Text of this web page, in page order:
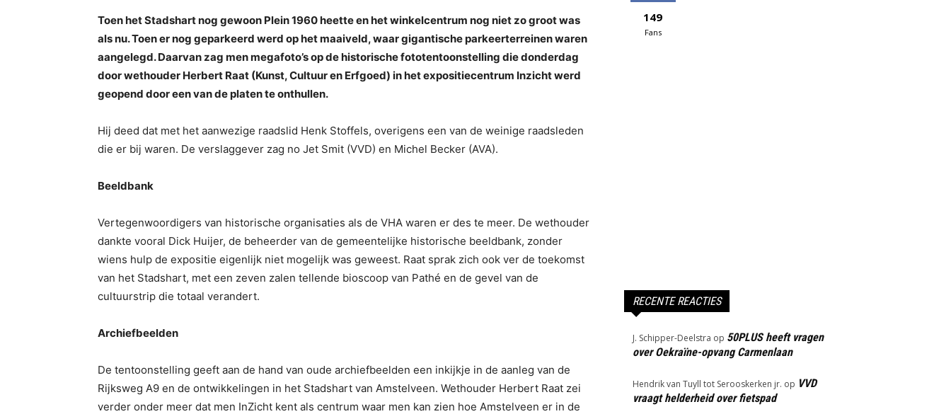
Toen het Stadshart nog gewoon Plein 1960 heette en het winkelcentrum nog niet zo groot was
als nu. Toen er nog geparkeerd werd op het maaiveld, waar gigantische parkeerterreinen waren
aangelegd. Daarvan zag men megafoto’s op de historische fototentoonstelling die donderdag
door wethouder Herbert Raat (Kunst, Cultuur en Erfgoed) in het expositiecentrum Inzicht werd
geopend door een van de platen te onthullen.
Hij deed dat met het aanwezige raadslid Henk Stoffels, overigens een van de weinige raadsleden
die er bij waren. De verslaggever zag no Jet Smit (VVD) en Michel Becker (AVA).
Beeldbank
Vertegenwoordigers van historische organisaties als de VHA waren er des te meer. De wethouder
dankte vooral Dick Huijer, de beheerder van de gemeentelijke historische beeldbank, zonder
wiens hulp de expositie eigenlijk niet mogelijk was geweest. Raat sprak zich ook ver de toekomst
van het Stadshart, met een zeven zalen tellende bioscoop van Pathé en de gevel van de
cultuurstrip die totaal verandert.
Archiefbeelden
De tentoonstelling geeft aan de hand van oude archiefbeelden een inkijkje in de aanleg van de
Rijksweg A9 en de ontwikkelingen in het Stadshart van Amstelveen. Wethouder Herbert Raat zei
verder onder meer dat men InZicht kent als centrum waar men kan zien hoe Amstelveen er in de
149
Fans
RECENTE REACTIES
J. Schipper-Deelstra op 50PLUS heeft vragen
over Oekraïne-opvang Carmenlaan
Hendrik van Tuyll tot Serooskerken jr. op VVD
vraagt helderheid over fietspad